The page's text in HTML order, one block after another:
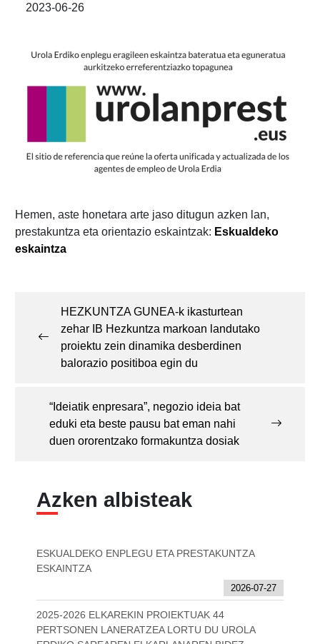
2023-06-26
Hemen, aste honetara arte jaso ditugun azken lan,
prestakuntza eta orientazio eskaintzak: Eskualdeko
eskaintza
HEZKUNTZA GUNEA-k ikasturtean
zehar IB Hezkuntza markoan landutako
proiektu zein dinamika desberdinen
balorazio positiboa egin du
“Ideiatik enpresara”, negozio ideia bat
eduki eta beste pausu bat eman nahi
duen ororentzako formakuntza dosiak
Azken albisteak
ESKUALDEKO ENPLEGU ETA PRESTAKUNTZA
ESKAINTZA
2026-07-27
2025-2026 ELKAREKIN PROIEKTUAK 44
PERTSONEN LANERATZEA LORTU DU UROLA